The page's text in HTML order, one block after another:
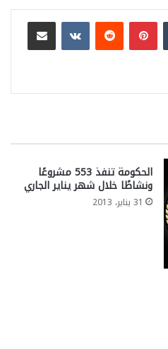
بينتيريست
مشاركة عبر البريد
الحكومة تنفذ 553 مشروعًا
ونشاطًا خلال شهر يناير الجاري
31 يناير، 2013